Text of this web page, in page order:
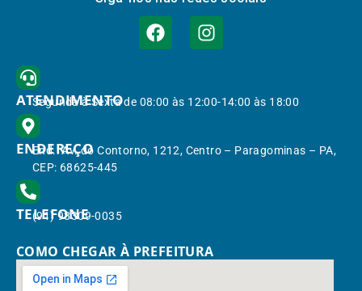
ATENDIMENTO
Segunda à Sexta de 08:00 às 12:00-14:00 às 18:00
ENDEREÇO
End.: Av. do Contorno, 1212, Centro – Paragominas – PA,
CEP: 68625-445
TELEFONE
(91) 98309-0035
COMO CHEGAR À PREFEITURA